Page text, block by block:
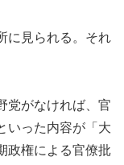
に見られる。それ
党がなければ、官
いった内容が「大
政権による官僚批